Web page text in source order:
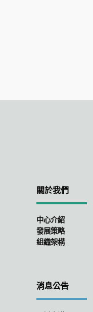
關於我們
中心介紹
發展策略
組織架構
消息公告